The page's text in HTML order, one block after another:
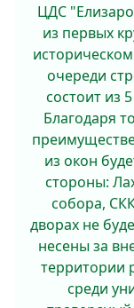
ЦДС
из первых
очереди
состоит из
Благодаря
из окон
стороны:
собора,
дворах не
несены за
территории
среди